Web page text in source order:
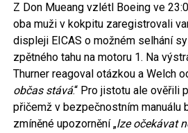
Z Don Mueang vzlétl Boeing ve
oba muži v kokpitu zaregistrovali
displeji EICAS o možném selhání
zpětného tahu na motoru 1. Na
Thurner reagoval otázkou a Welch
občas stává.“ Pro jistotu ale ověřili
přičemž v bezpečnostním manuálu
zmíněné upozornění „lze očekávat